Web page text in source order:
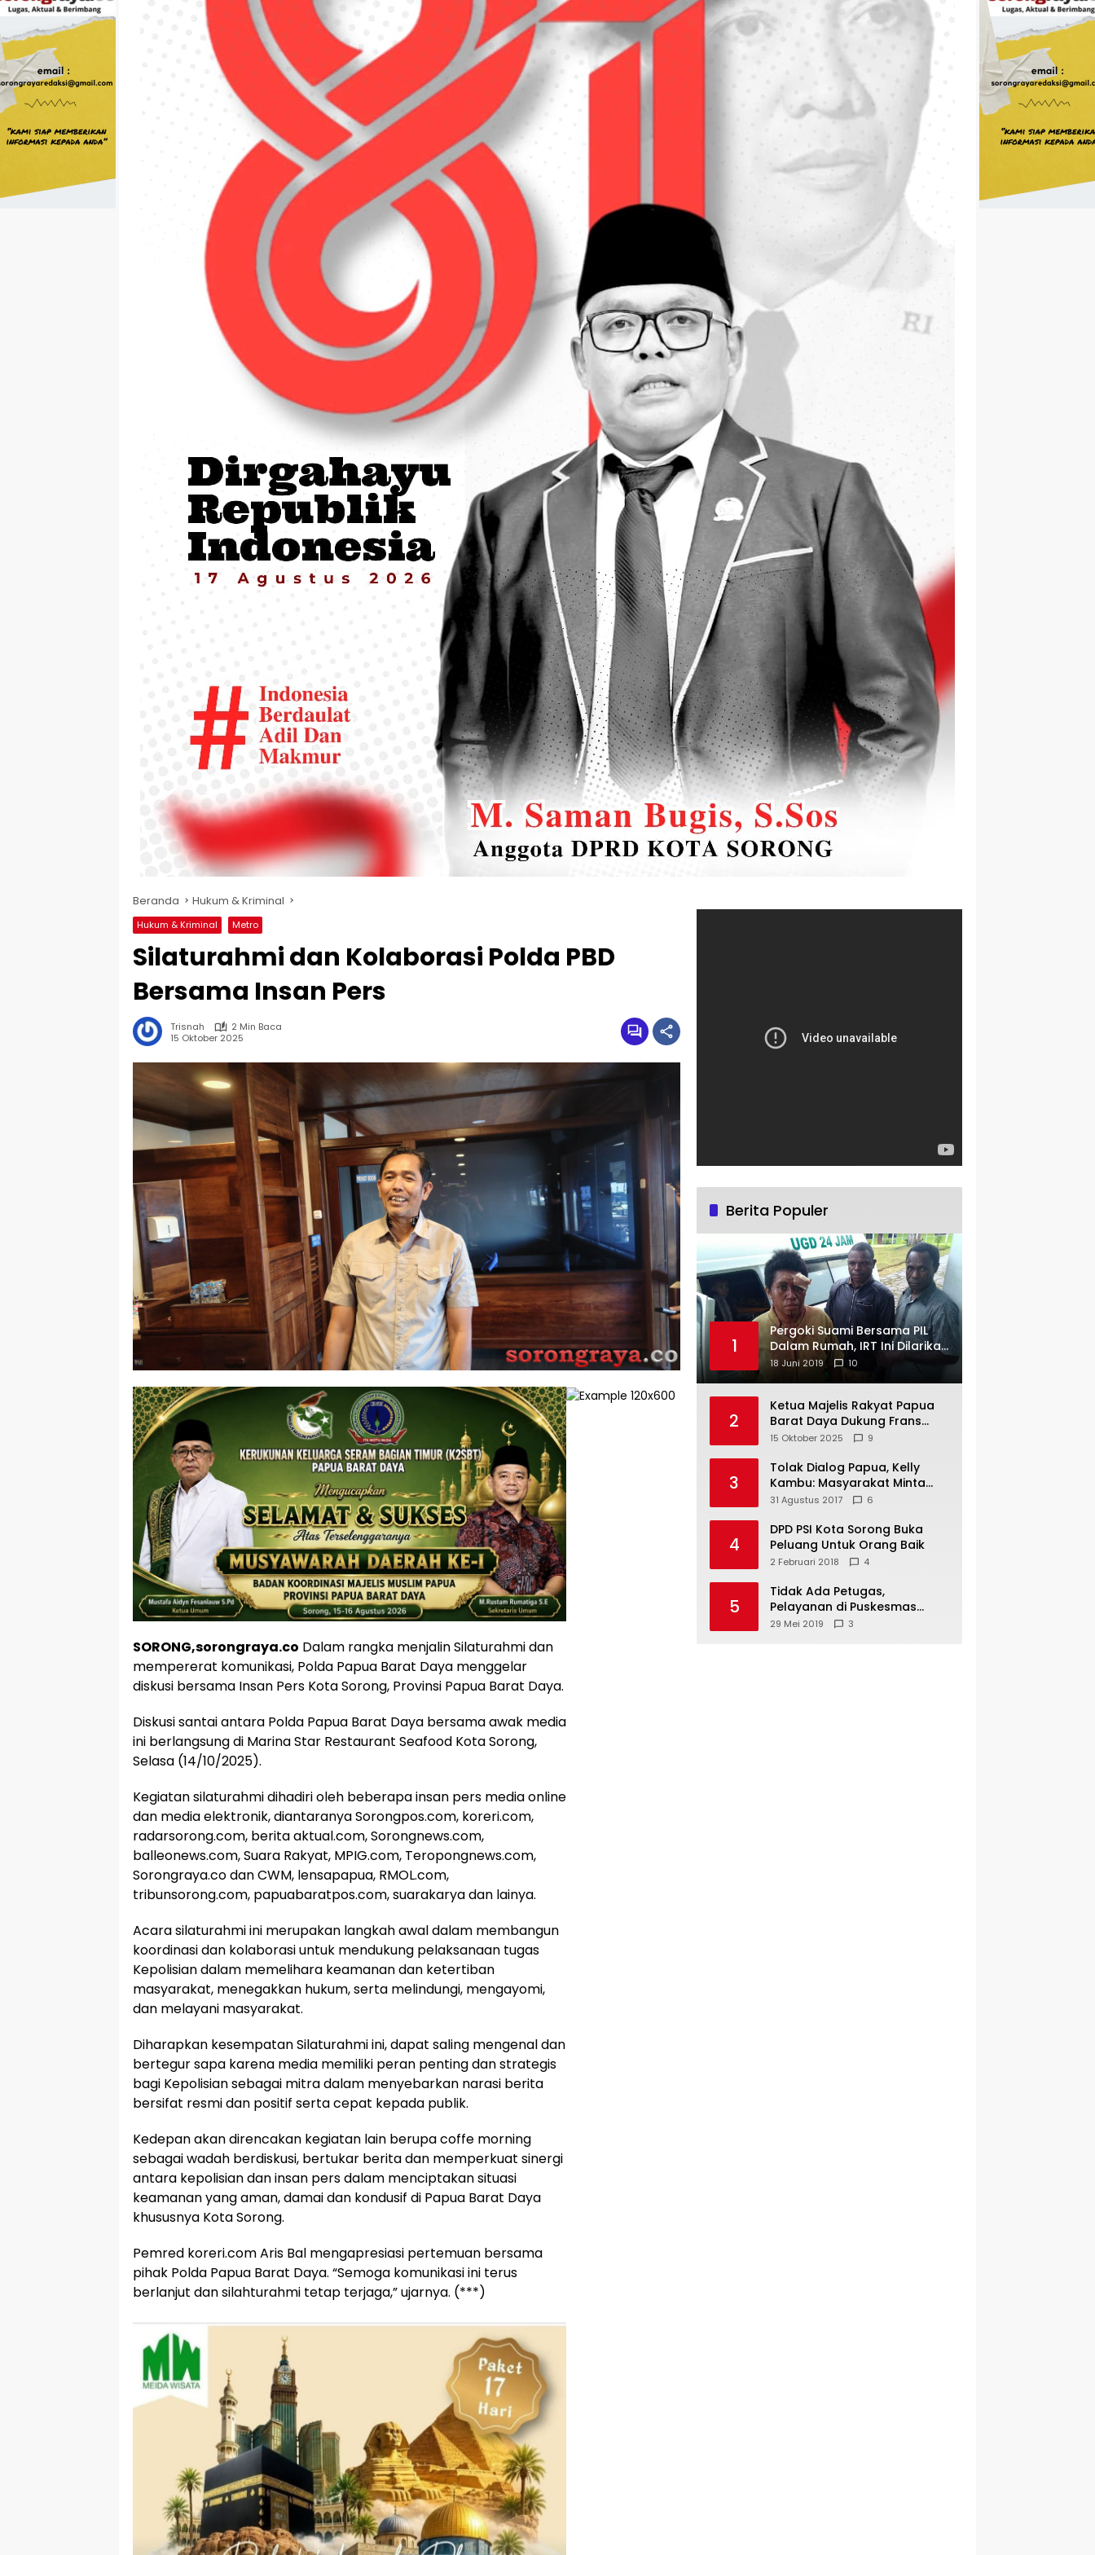
Beranda Hukum & Kriminal
Hukum & Kriminal Metro
Silaturahmi dan Kolaborasi Polda PBD
Bersama Insan Pers
Trisnah
2 Min Baca
15 Oktober 2025
SORONG,sorongraya.co Dalam rangka menjalin Silaturahmi dan
mempererat komunikasi, Polda Papua Barat Daya menggelar
diskusi bersama Insan Pers Kota Sorong, Provinsi Papua Barat Daya.
Diskusi santai antara Polda Papua Barat Daya bersama awak media
ini berlangsung di Marina Star Restaurant Seafood Kota Sorong,
Selasa (14/10/2025).
Kegiatan silaturahmi dihadiri oleh beberapa insan pers media online
dan media elektronik, diantaranya Sorongpos.com, koreri.com,
radarsorong.com, berita aktual.com, Sorongnews.com,
balleonews.com, Suara Rakyat, MPIG.com, Teropongnews.com,
Sorongraya.co dan CWM, lensapapua, RMOL.com,
tribunsorong.com, papuabaratpos.com, suarakarya dan lainya.
Acara silaturahmi ini merupakan langkah awal dalam membangun
koordinasi dan kolaborasi untuk mendukung pelaksanaan tugas
Kepolisian dalam memelihara keamanan dan ketertiban
masyarakat, menegakkan hukum, serta melindungi, mengayomi,
dan melayani masyarakat.
Diharapkan kesempatan Silaturahmi ini, dapat saling mengenal dan
bertegur sapa karena media memiliki peran penting dan strategis
bagi Kepolisian sebagai mitra dalam menyebarkan narasi berita
bersifat resmi dan positif serta cepat kepada publik.
Kedepan akan direncakan kegiatan lain berupa coffe morning
sebagai wadah berdiskusi, bertukar berita dan memperkuat sinergi
antara kepolisian dan insan pers dalam menciptakan situasi
keamanan yang aman, damai dan kondusif di Papua Barat Daya
khususnya Kota Sorong.
Pemred koreri.com Aris Bal mengapresiasi pertemuan bersama
pihak Polda Papua Barat Daya. “Semoga komunikasi ini terus
berlanjut dan silahturahmi tetap terjaga,” ujarnya. (***)
Berita Populer
1
Pergoki Suami Bersama PIL
Dalam Rumah, IRT Ini Dilarikan
ke RS
18 Juni 2019 10
2
Ketua Majelis Rakyat Papua
Barat Daya Dukung Frans
Pigome Sebagai Presidir PT
15 Oktober 2025 9
3
Tolak Dialog Papua, Kelly
Kambu: Masyarakat Minta
Pemekaran
31 Agustus 2017 6
4
DPD PSI Kota Sorong Buka
Peluang Untuk Orang Baik
2 Februari 2018 4
5
Tidak Ada Petugas,
Pelayanan di Puskesmas
Mare-Maybrat Lumpuh
29 Mei 2019 3